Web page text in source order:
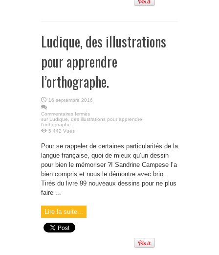
Ludique, des illustrations
pour apprendre
l’orthographe.
16 septembre 2016
Commentaires fermés
sur Ludique, des illustrations pour apprendre
l’orthographe.
5,442 Vues
Pour se rappeler de certaines particularités de la
langue française, quoi de mieux qu’un dessin
pour bien le mémoriser ?! Sandrine Campese l’a
bien compris et nous le démontre avec brio.
Tirés du livre 99 nouveaux dessins pour ne plus
faire ...
Lire la suite...